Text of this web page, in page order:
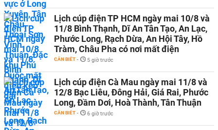
Lịch cúp điện TP HCM ngày mai 10/8 và
11/8 Bình Thạnh, Dĩ An Tân Tạo, An Lạc,
Phước Long, Rạch Dừa, An Hội Tây, Hồ
Tràm, Châu Pha có nơi mất điện
CẦN BIẾT - 5 giờ trước
Lịch cúp điện Cà Mau ngày mai 11/8 và
12/8 Bạc Liêu, Đông Hải, Giá Rai, Phước
Long, Đầm Dơi, Hoà Thành, Tân Thuận
CẦN BIẾT - 6 giờ trước